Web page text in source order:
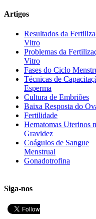
Artigos
Resultados da
Vitro
Problemas da
Vitro
Fases do Ciclo
Técnicas de
Esperma
Cultura de Embriões
Baixa Resposta do
Fertilidade
Hematomas Uterinos
Gravidez
Coágulos de Sangue
Menstrual
Gonadotrofina
Siga-nos